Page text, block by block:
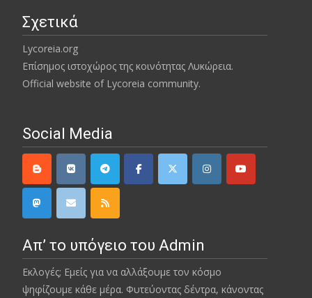
Σχετικά
Lycoreia.org
Επίσημος ιστοχώρος της κοινότητας Λυκώρεια.
Official website of Lycoreia community.
Social Media
Απ’ το υπόγειο του Admin
Εκλογές; Εμείς για να αλλάξουμε τον κόσμο
ψηφίζουμε κάθε μέρα. Φυτεύοντας δέντρα, κάνοντας